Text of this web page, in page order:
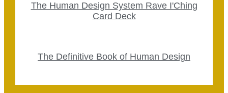
The Human Design System Rave I'Ching
Card Deck
The Definitive Book of Human Design